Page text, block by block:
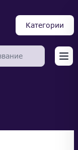
Категории